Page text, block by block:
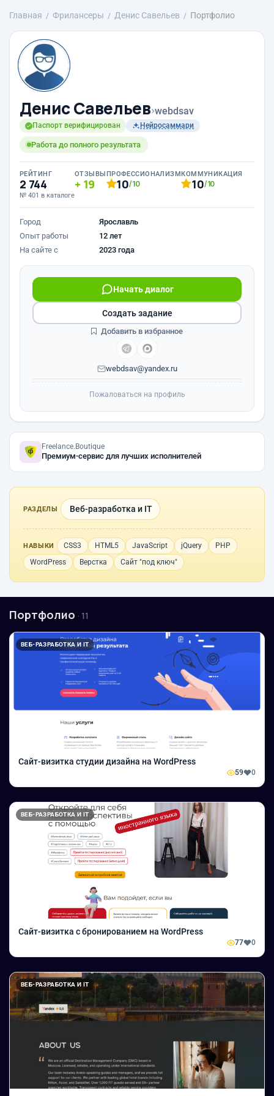
Главная Фрилансеры Денис Савельев Портфолио
Денис Савельев›webdsav
Паспорт верифицирован Нейросаммари
Работа до полного результата
РЕЙТИНГ
2 744
№ 401 в каталоге
ОТЗЫВЫ
19
ПРОФЕССИОНАЛИЗМ
10/10
КОММУНИКАЦИЯ
10/10
Город
Ярославль
Опыт работы
12 лет
На сайте с
2023 года
Начать диалог
webdsav@yandex.ru
Создать задание
Добавить в избранное
Пожаловаться на профиль
Freelance.Boutique
Премиум-сервис для лучших исполнителей
РАЗДЕЛЫ Веб-разработка и IT
НАВЫКИ CSS3 HTML5 JavaScript jQuery
PHP
WordPress
Верстка Сайт "под ключ"
Портфолио · 11
ВЕБ-РАЗРАБОТКА И IT
Сайт-визитка студии дизайна на WordPress
59 0
ВЕБ-РАЗРАБОТКА И IT
Сайт-визитка с бронированием на WordPress
77 0
ВЕБ-РАЗРАБОТКА И IT